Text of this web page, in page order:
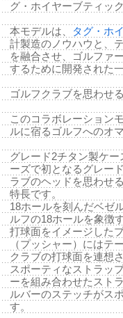
グ・ホイヤーブティッ
本モデルは、
タグ・ホ
計製造のノウハウと、
を融合させ、ゴルファ
するために開発された
ゴルフクラブを思わせ
このコラボレーション
ルに宿るゴルフへのオ
グレード2チタン製ケ
ーズで初となるグレー
ラブのヘッドを思わせ
特長です。
18ホールを刻んだベゼ
ルフの18ホールを象徴
打球面をイメージした
（プッシャー）にはテ
クラブの打球面を連想
スポーティなストラッ
ーを組み合わせたスト
ルバーのステッチがス
す。